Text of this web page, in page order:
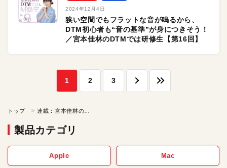
2024年12月4日
狭い空間でもフラットな音が鳴るから、
DTM初心者も“音の基準”が身につきそう！
／宮本佳林のDTMでは研修生【第16回】
1 2 3
トップ
製品カテゴリ
Apple Mac